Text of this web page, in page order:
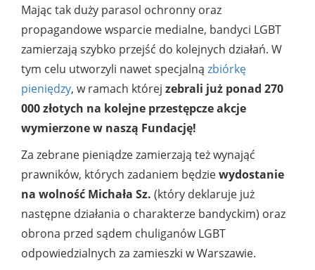
Mając tak duży parasol ochronny oraz
propagandowe wsparcie medialne, bandyci LGBT
zamierzają szybko przejść do kolejnych działań. W
tym celu utworzyli nawet specjalną zbiórkę
pieniędzy, w ramach której zebrali już ponad 270
000 złotych na kolejne przestępcze akcje
wymierzone w naszą Fundację!
Za zebrane pieniądze zamierzają też wynająć
prawników, których zadaniem będziewydostanie
na wolność Michała Sz. (który deklaruje już
następne działania o charakterze bandyckim) oraz
obrona przed sądem chuliganów LGBT
odpowiedzialnych za zamieszki w Warszawie.